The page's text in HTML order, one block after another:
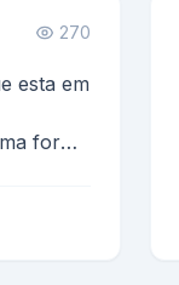
270
esta em